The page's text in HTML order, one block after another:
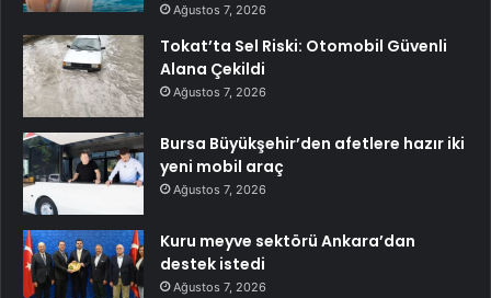
Ağustos 7, 2026
Tokat’ta Sel Riski: Otomobil Güvenli
Alana Çekildi
Ağustos 7, 2026
Bursa Büyükşehir’den afetlere hazır iki
yeni mobil araç
Ağustos 7, 2026
Kuru meyve sektörü Ankara’dan
destek istedi
Ağustos 7, 2026